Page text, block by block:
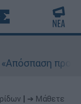
προσοχής
➔ Μάθετε